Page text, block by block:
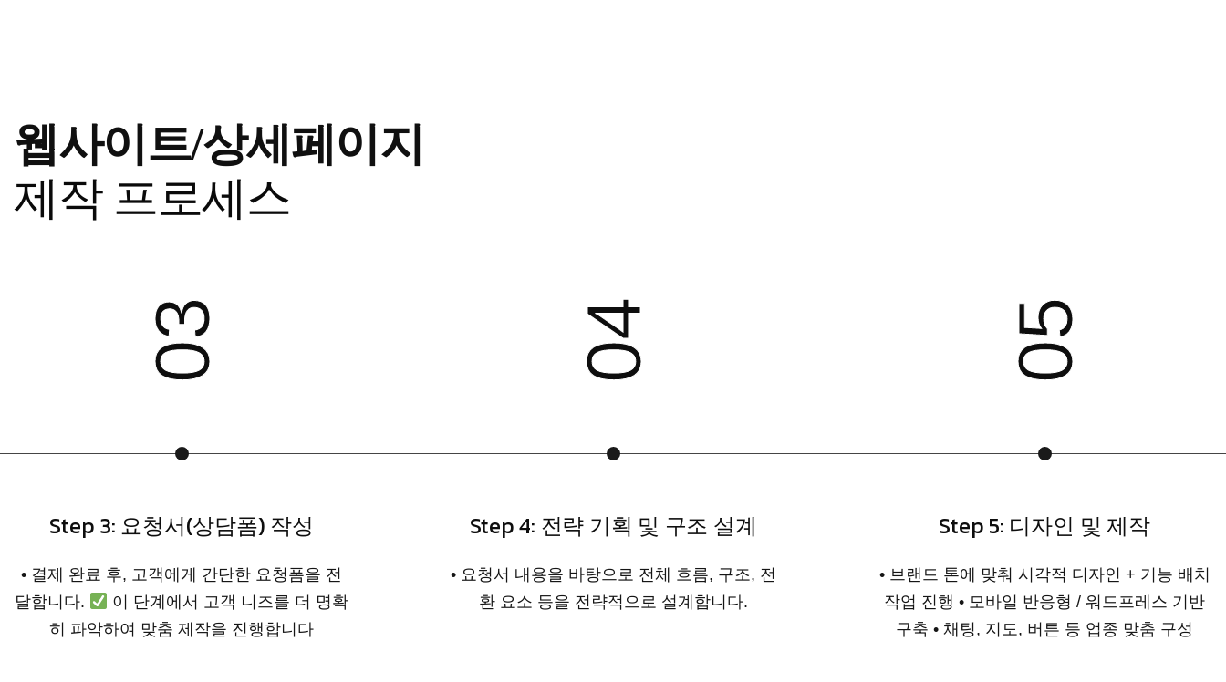
웹사이트/상세페이지
제작 프로세스
04
Step 4: 전략 기획 및 구조 설계
• 요청서 내용을 바탕으로 전체 흐름, 구조, 전
환 요소 등을 전략적으로 설계합니다.
05
Step 5: 디자인 및 제작
• 브랜드 톤에 맞춰 시각적 디자인 + 기능 배치
작업 진행 • 모바일 반응형 / 워드프레스 기반
06
Step 6: 납품 및 수정 지원
• 완성본 확인 후 피드백 반영 및 납품 • 계약 범
위 내 수정 지원 • (선택 시) 유지관리 옵션 제
공